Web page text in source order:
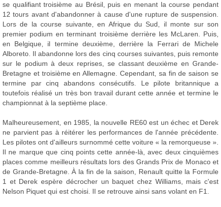
se qualifiant troisième au Brésil, puis en menant la course pendant
12 tours avant d'abandonner à cause d'une rupture de suspension.
Lors de la course suivante, en Afrique du Sud, il monte sur son
premier podium en terminant troisième derrière les McLaren. Puis,
en Belgique, il termine deuxième, derrière la Ferrari de Michele
Alboreto. Il abandonne lors des cinq courses suivantes, puis remonte
sur le podium à deux reprises, se classant deuxième en Grande-
Bretagne et troisième en Allemagne. Cependant, sa fin de saison se
termine par cinq abandons consécutifs. Le pilote britannique a
toutefois réalisé un très bon travail durant cette année et termine le
championnat à la septième place.
Malheureusement, en 1985, la nouvelle RE60 est un échec et Derek
ne parvient pas à réitérer les performances de l'année précédente.
Les pilotes ont d'ailleurs surnommé cette voiture « la remorqueuse ».
Il ne marque que cinq points cette année-là, avec deux cinquièmes
places comme meilleurs résultats lors des Grands Prix de Monaco et
de Grande-Bretagne. À la fin de la saison, Renault quitte la Formule
1 et Derek espère décrocher un baquet chez Williams, mais c'est
Nelson Piquet qui est choisi. Il se retrouve ainsi sans volant en F1.